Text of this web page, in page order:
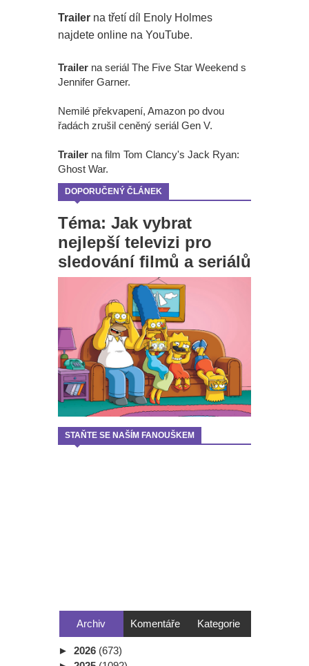
Trailer na třetí díl Enoly Holmes
najdete online na YouTube.
Trailer na seriál The Five Star Weekend s
Jennifer Garner.
Nemilé překvapení, Amazon po dvou
řadách zrušil ceněný seriál Gen V.
Trailer na film Tom Clancy's Jack Ryan:
Ghost War.
DOPORUČENÝ ČLÁNEK
Téma: Jak vybrat
nejlepší televizi pro
sledování filmů a seriálů
STAŇTE SE NAŠÍM FANOUŠKEM
Archiv Komentáře Kategorie
► 2026 (673)